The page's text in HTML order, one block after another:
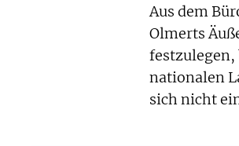
Aus dem
Olmerts
festzulegen,
nationalen
sich nicht